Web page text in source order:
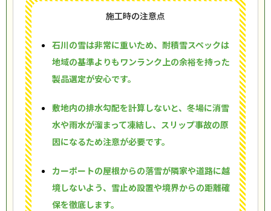
施工時の注意点
石川の雪は非常に重いため、耐積雪スペックは
地域の基準よりもワンランク上の余裕を持った
製品選定が安心です。
敷地内の排水勾配を計算しないと、冬場に消雪
水や雨水が溜まって凍結し、スリップ事故の原
因になるため注意が必要です。
カーポートの屋根からの落雪が隣家や道路に越
境しないよう、雪止め設置や境界からの距離確
保を徹底します。